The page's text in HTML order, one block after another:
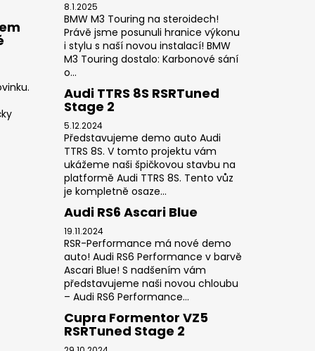
8.1.2025
BMW M3 Touring na steroidech!
Právě jsme posunuli hranice výkonu
i stylu s naší novou instalací! BMW
M3 Touring dostalo: Karbonové sání
o...
Audi TTRS 8S RSRTuned
Stage 2
5.12.2024
Představujeme demo auto Audi
TTRS 8S. V tomto projektu vám
ukážeme naši špičkovou stavbu na
platformě Audi TTRS 8S. Tento vůz
je kompletně osaze...
Audi RS6 Ascari Blue
19.11.2024
RSR-Performance má nové demo
auto! Audi RS6 Performance v barvě
Ascari Blue! S nadšením vám
představujeme naši novou chloubu
– Audi RS6 Performance...
Cupra Formentor VZ5
RSRTuned Stage 2